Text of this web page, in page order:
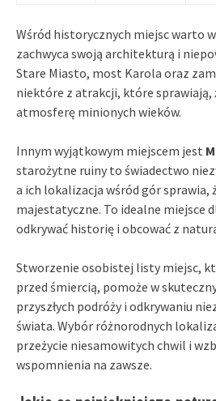
Wśród historycznych miejsc warto
zachwyca swoją architekturą i
Stare Miasto, most Karola oraz
niektóre z atrakcji, które sprawiają,
atmosferę minionych wieków.
Innym wyjątkowym miejscem jest
starożytne ruiny to świadectwo
a ich lokalizacja wśród gór sprawia,
majestatyczne. To idealne miejsce
odkrywać historię i obcować z
Stworzenie osobistej listy miejsc,
przed śmiercią, pomoże w
przyszłych podróży i odkrywaniu
świata. Wybór różnorodnych
przeżycie niesamowitych chwil i
wspomnienia na zawsze.